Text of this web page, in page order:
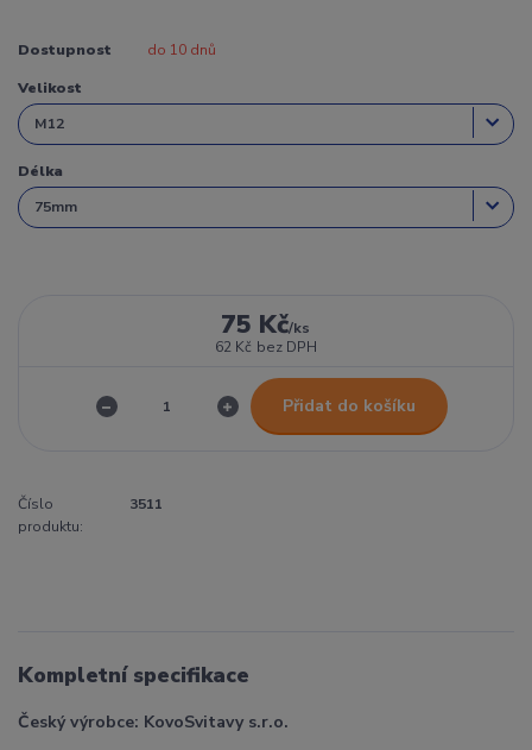
Dostupnost do 10 dnů
Velikost
Délka
75 Kč/ks
62 Kč bez DPH
Přidat do košíku
Číslo
produktu:
3511
Kompletní specifikace
Český výrobce: KovoSvitavy s.r.o.